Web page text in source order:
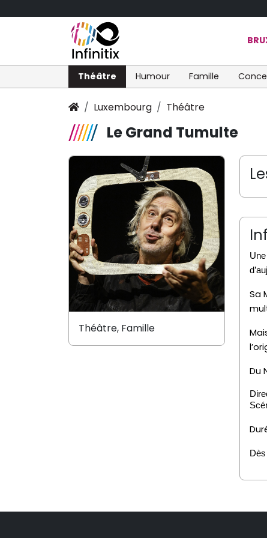
Théâtre Humour Famille
Luxembourg Théâtre
Le Grand Tumulte
Sa
Du
Théâtre, Famille